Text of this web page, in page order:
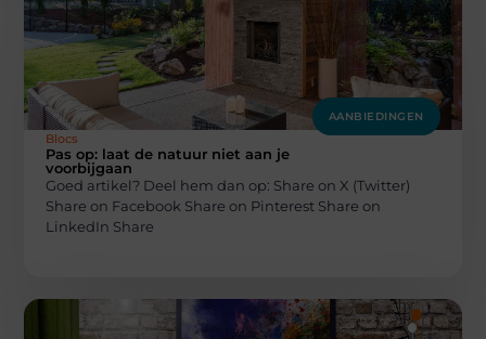
AANBIEDINGEN
Blocs
Pas op: laat de natuur niet aan je
voorbijgaan
Goed artikel? Deel hem dan op: Share on X (Twitter)
Share on Facebook Share on Pinterest Share on
LinkedIn Share